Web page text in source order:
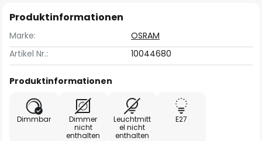
Produktinformationen
Marke:
OSRAM
Artikel Nr.:
10044680
Produktinformationen
Dimmbar
Dimmer
nicht
enthalten
Leuchtmitt
el nicht
enthalten
E27